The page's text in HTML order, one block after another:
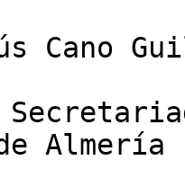
Cano
Almería